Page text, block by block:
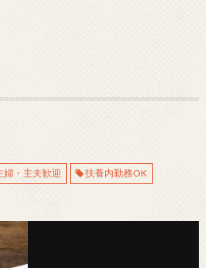
婦・主夫歓迎
扶養内勤務OK